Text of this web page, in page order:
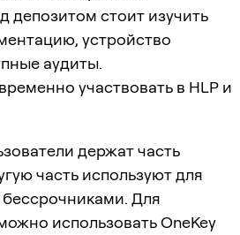
депозитом стоит изучить
устройство
аудиты.
участвовать в HLP и
держат часть
часть используют для
Для
использовать OneKey